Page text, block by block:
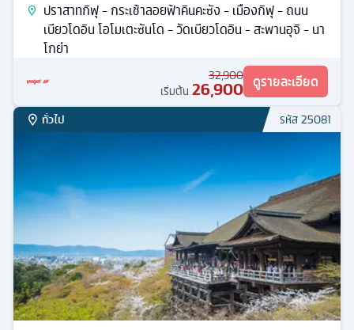
ปราสาทกิฟุ - กระเช้าลอยฟ้าคินคะซัง - เมืองกิฟุ - ถนน
เบียวโดอิน โอโมเตะซันโด - วัดเบียวโดอิน - สะพานอุจิ - นา
โกย่า
32,900
เริ่มต้น 26,900 ดูรายละเอียด
ทั่วไป รหัส25081